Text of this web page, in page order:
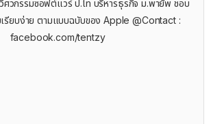
ศวกรรมซอฟต์แวร์ ป.โท บริหารธุรกิจ ม.พายัพ ชอบ
รียบง่าย ตามแบบฉบับของ Apple @Contact :
facebook.com/tentzy